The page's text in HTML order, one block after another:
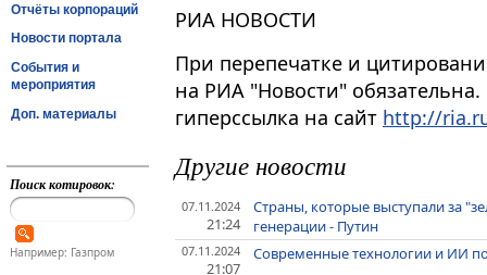
Отчёты корпораций
Новости портала
События и
мероприятия
Доп. материалы
Поиск котировок:
Например: Газпром
РИА НОВОСТИ
При перепечатке и
на РИА "Новости"
гиперссылка на сайт http://
Другие новости
07.11.2024
21:24
Страны, которые выступали за
генерации - Путин
07.11.2024
21:07
Современные технологии и ИИ